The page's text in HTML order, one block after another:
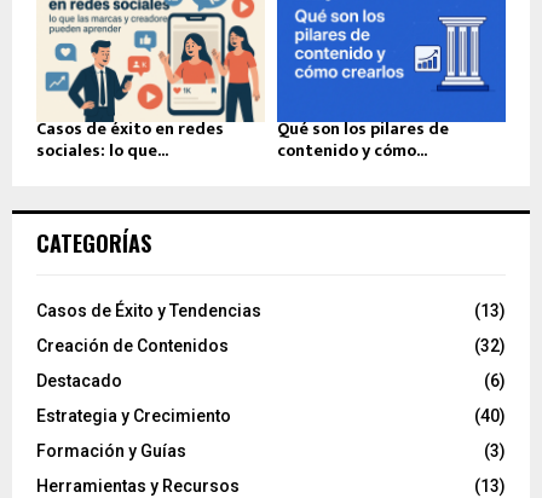
Casos de éxito en redes
sociales: lo que...
Qué son los pilares de
contenido y cómo...
CATEGORÍAS
Casos de Éxito y Tendencias
(13)
Creación de Contenidos
(32)
Destacado
(6)
Estrategia y Crecimiento
(40)
Formación y Guías
(3)
Herramientas y Recursos
(13)